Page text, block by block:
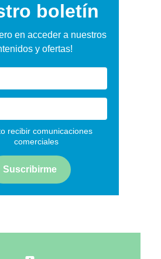
boletín
en acceder a nuestros
y ofertas!
recibir comunicaciones
comerciales